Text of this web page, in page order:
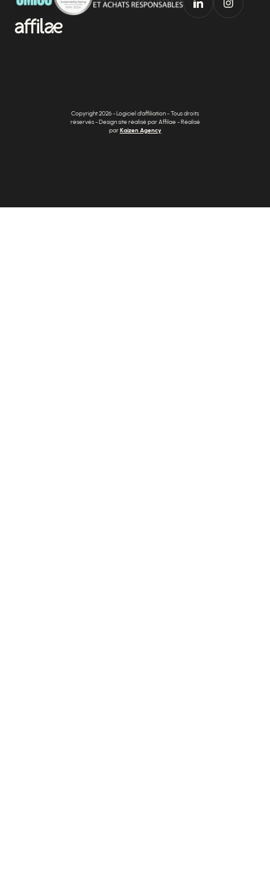
Copyright 2026 - Logiciel d'affiliation - Tous droits
réservés - Design site réalisé par Affilae - Réalisé
parKaizen Agency